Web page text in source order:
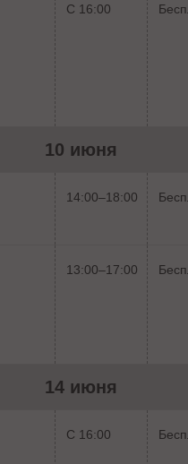
С 16:00
10 июня
14:00–18:00
13:00–17:00
14 июня
С 16:00